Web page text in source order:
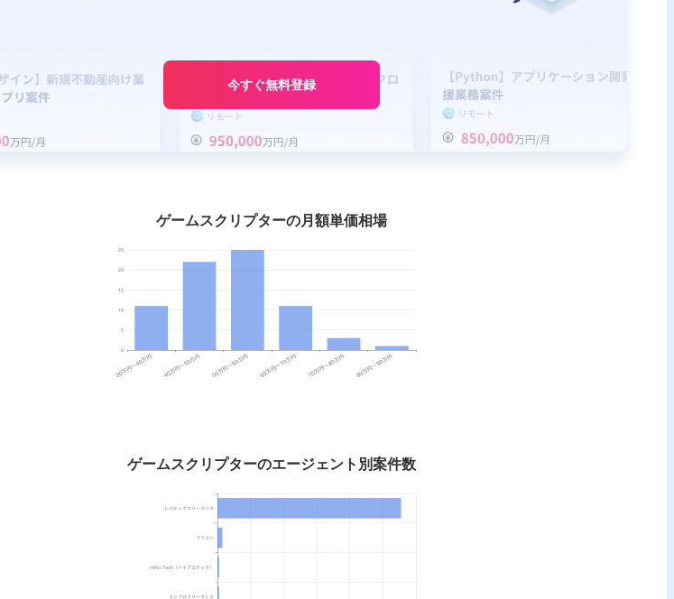
今すぐ無料登録
ゲームスクリプターの月額単価相場
ゲームスクリプターのエージェント別案件数